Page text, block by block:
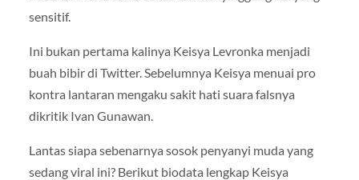
sensitif.
Ini bukan pertama kalinya Keisya Levronka menjadi
buah bibir di Twitter. Sebelumnya Keisya menuai pro
kontra lantaran mengaku sakit hati suara falsnya
dikritik Ivan Gunawan.
Lantas siapa sebenarnya sosok penyanyi muda yang
sedang viral ini? Berikut biodata lengkap Keisya